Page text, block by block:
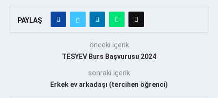
PAYLAŞ
önceki içerik
TESYEV Burs Başvurusu 2024
sonraki içerik
Erkek ev arkadaşı (tercihen öğrenci)